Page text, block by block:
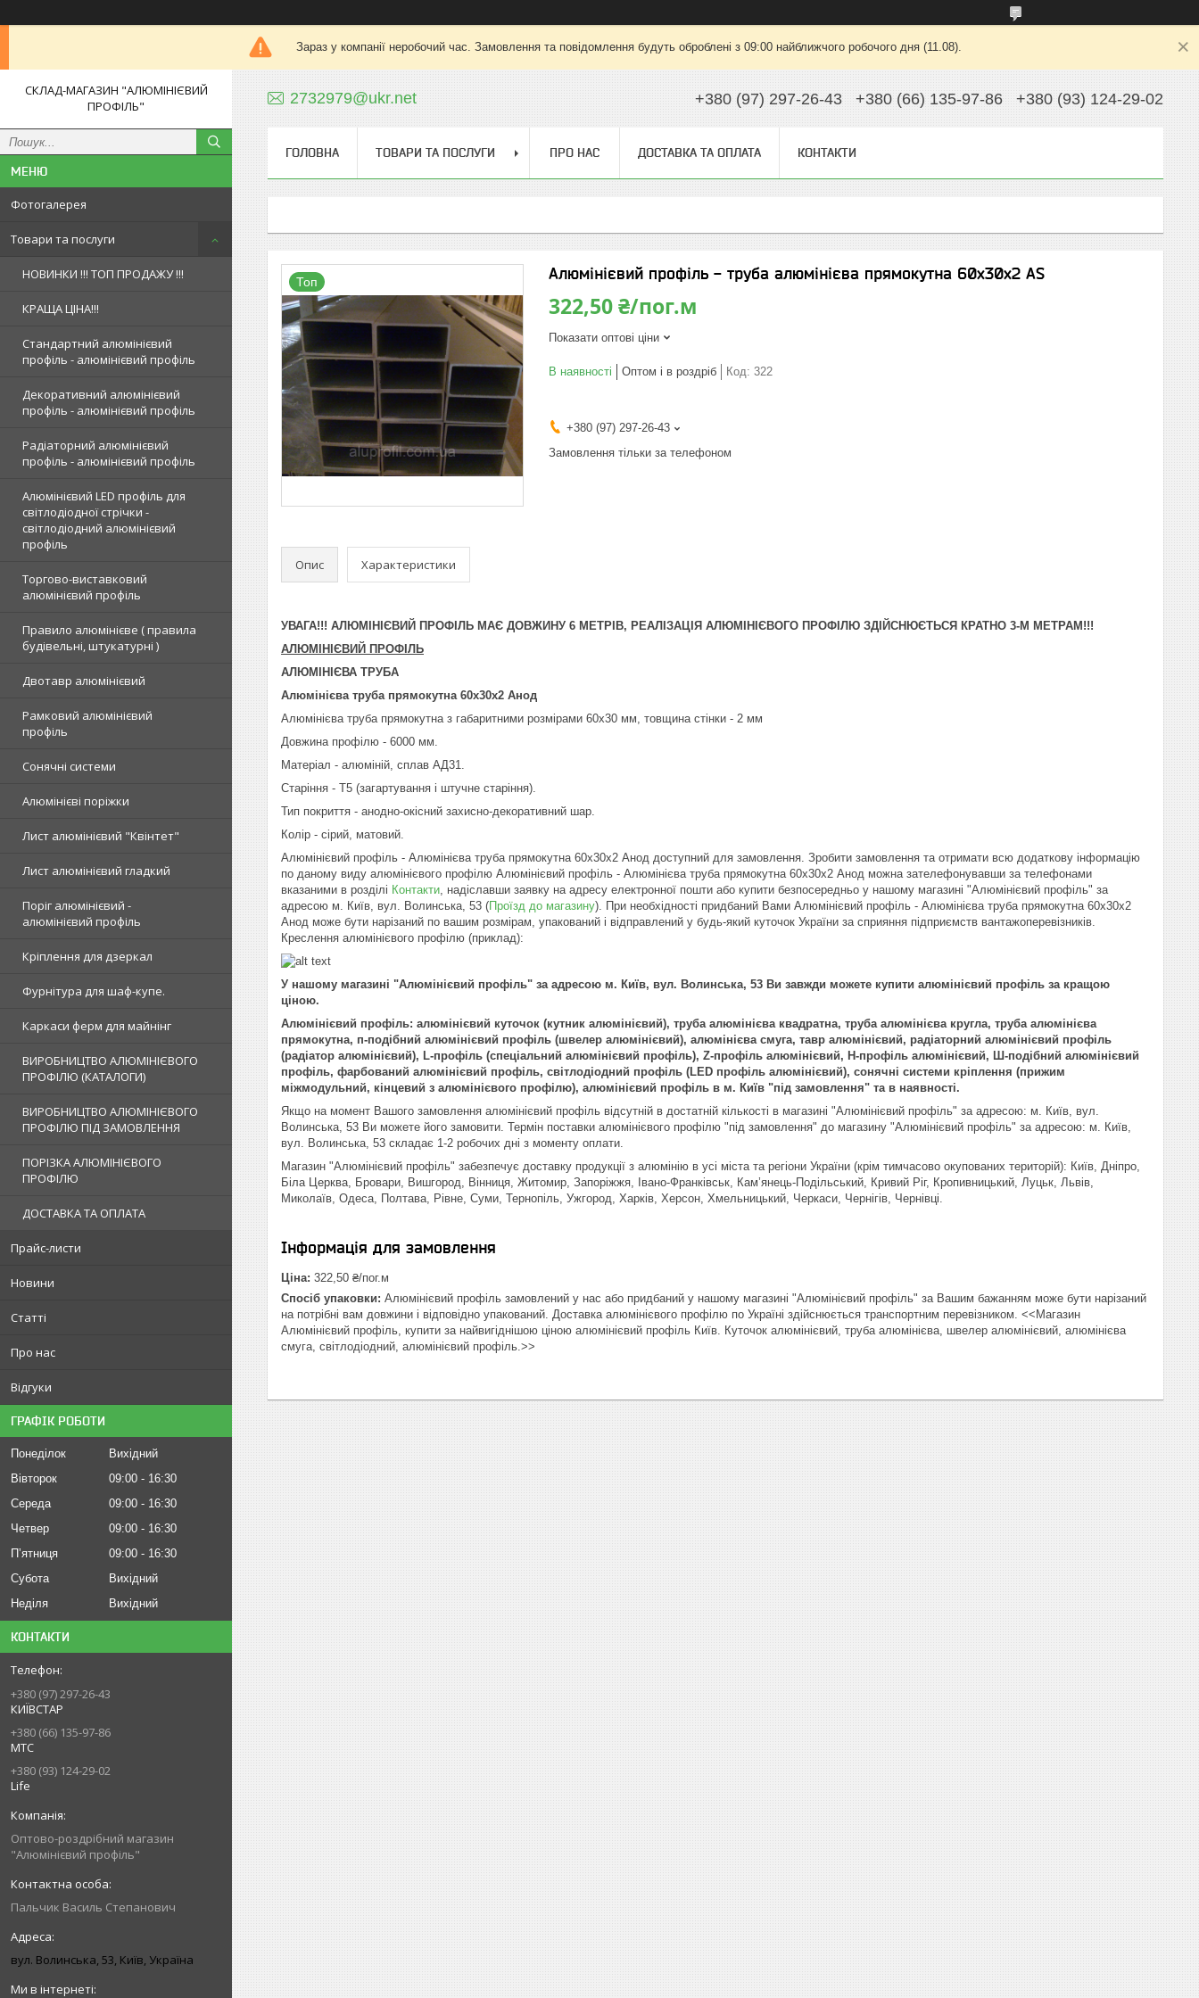
Зараз у компанії неробочий час. Замовлення та повідомлення будуть оброблені з 09:00 найближчого робочого дня (11.08).
СКЛАД-МАГАЗИН "АЛЮМІНІЄВИЙ
ПРОФІЛЬ"
Фотогалерея
Товари та послуги
НОВИНКИ !!! ТОП ПРОДАЖУ !!!
КРАЩА ЦІНА!!!
Стандартний алюмінієвий
профіль - алюмінієвий профіль
Декоративний алюмінієвий
профіль - алюмінієвий профіль
Радіаторний алюмінієвий
профіль - алюмінієвий профіль
Алюмінієвий LED профіль для
світлодіодної стрічки -
світлодіодний алюмінієвий
профіль
Торгово-виставковий
алюмінієвий профіль
Правило алюмінієве ( правила
будівельні, штукатурні )
Двотавр алюмінієвий
Рамковий алюмінієвий
профіль
Сонячні системи
Алюмінієві поріжки
Лист алюмінієвий "Квінтет"
Лист алюмінієвий гладкий
Поріг алюмінієвий -
алюмінієвий профіль
Кріплення для дзеркал
Фурнітура для шаф-купе.
Каркаси ферм для майнінг
ВИРОБНИЦТВО АЛЮМІНІЄВОГО
ПРОФІЛЮ (КАТАЛОГИ)
ВИРОБНИЦТВО АЛЮМІНІЄВОГО
ПРОФІЛЮ ПІД ЗАМОВЛЕННЯ
ПОРІЗКА АЛЮМІНІЄВОГО
ПРОФІЛЮ
ДОСТАВКА ТА ОПЛАТА
Прайс-листи
Новини
Статті
Про нас
Відгуки
ГРАФІК РОБОТИ
Понеділок
Вихідний
Вівторок
09:00
16:30
Середа
09:00
16:30
Четвер
09:00
16:30
Пʼятниця
09:00
16:30
Субота
Вихідний
Неділя
Вихідний
КОНТАКТИ
+380 (97) 297-26-43
КИЇВСТАР
+380 (66) 135-97-86
МТС
+380 (93) 124-29-02
Life
Оптово-роздрібний магазин
"Алюмінієвий профіль"
Пальчик Василь Степанович
вул. Волинська, 53, Київ, Україна
2732979@ukr.net +380 (97) 297-26-43 +380 (66) 135-97-86 +380 (93) 124-29-02
ГОЛОВНА ТОВАРИ ТА ПОСЛУГИ ПРО НАС ДОСТАВКА ТА ОПЛАТА КОНТАКТИ
Топ Алюмінієвий профіль - труба алюмінієва прямокутна 60х30х2 AS
322,50 ₴/пог.м
Показати оптові ціни
В наявності Оптом і в роздріб Код: 322
+380 (97) 297-26-43
Замовлення тільки за телефоном
Опис Характеристики
УВАГА!!! АЛЮМІНІЄВИЙ ПРОФІЛЬ МАЄ ДОВЖИНУ 6 МЕТРІВ, РЕАЛІЗАЦІЯ АЛЮМІНІЄВОГО ПРОФІЛЮ ЗДІЙСНЮЄТЬСЯ КРАТНО 3-М МЕТРАМ!!!
АЛЮМІНІЄВИЙ ПРОФІЛЬ
АЛЮМІНІЄВА ТРУБА
Алюмінієва труба прямокутна 60х30х2 Анод
Алюмінієва труба прямокутна з габаритними розмірами 60х30 мм, товщина стінки - 2 мм
Довжина профілю - 6000 мм.
Матеріал - алюміній, сплав АД31.
Старіння - Т5 (загартування і штучне старіння).
Тип покриття - анодно-окісний захисно-декоративний шар.
Колір - сірий, матовий.
Алюмінієвий профіль - Алюмінієва труба прямокутна 60х30х2 Анод доступний для замовлення. Зробити замовлення та отримати всю додаткову інформацію
по даному виду алюмінієвого профілю Алюмінієвий профіль - Алюмінієва труба прямокутна 60х30х2 Анод можна зателефонувавши за телефонами
вказаними в розділі Контакти, надіславши заявку на адресу електронної пошти або купити безпосередньо у нашому магазині "Алюмінієвий профіль" за
адресою м. Київ, вул. Волинська, 53 (Проїзд до магазину). При необхідності придбаний Вами Алюмінієвий профіль - Алюмінієва труба прямокутна 60х30х2
Анод може бути нарізаний по вашим розмірам, упакований і відправлений у будь-який куточок України за сприяння підприємств вантажоперевізників.
Креслення алюмінієвого профілю (приклад):
У нашому магазині "Алюмінієвий профіль" за адресою м. Київ, вул. Волинська, 53 Ви завжди можете купити алюмінієвий профіль за кращою
ціною.
Алюмінієвий профіль: алюмінієвий куточок (кутник алюмінієвий), труба алюмінієва квадратна, труба алюмінієва кругла, труба алюмінієва
прямокутна, п-подібний алюмінієвий профіль (швелер алюмінієвий), алюмінієва смуга, тавр алюмінієвий, радіаторний алюмінієвий профіль
(радіатор алюмінієвий), L-профіль (спеціальний алюмінієвий профіль), Z-профіль алюмінієвий, H-профіль алюмінієвий, Ш-подібний алюмінієвий
профіль, фарбований алюмінієвий профіль, світлодіодний профіль (LED профіль алюмінієвий), сонячні системи кріплення (прижим
міжмодульний, кінцевий з алюмінієвого профілю), алюмінієвий профіль в м. Київ "під замовлення" та в наявності.
Якщо на момент Вашого замовлення алюмінієвий профіль відсутній в достатній кількості в магазині "Алюмінієвий профіль" за адресою: м. Київ, вул.
Волинська, 53 Ви можете його замовити. Термін поставки алюмінієвого профілю "під замовлення" до магазину "Алюмінієвий профіль" за адресою: м. Київ,
вул. Волинська, 53 складає 1-2 робочих дні з моменту оплати.
Магазин "Алюмінієвий профіль" забезпечує доставку продукції з алюмінію в усі міста та регіони України (крім тимчасово окупованих територій): Київ, Дніпро,
Біла Церква, Бровари, Вишгород, Вінниця, Житомир, Запоріжжя, Івано-Франківськ, Кам’янець-Подільський, Кривий Ріг, Кропивницький, Луцьк, Львів,
Миколаїв, Одеса, Полтава, Рівне, Суми, Тернопіль, Ужгород, Харків, Херсон, Хмельницький, Черкаси, Чернігів, Чернівці.
Інформація для замовлення
Ціна: 322,50 ₴/пог.м
Спосіб упаковки: Алюмінієвий профіль замовлений у нас або придбаний у нашому магазині "Алюмінієвий профіль" за Вашим бажанням може бути нарізаний
на потрібні вам довжини і відповідно упакований. Доставка алюмінієвого профілю по Україні здійснюється транспортним перевізником. <<Магазин
Алюмінієвий профіль, купити за найвигіднішою ціною алюмінієвий профіль Київ. Куточок алюмінієвий, труба алюмінієва, швелер алюмінієвий, алюмінієва
смуга, світлодіодний, алюмінієвий профіль.>>